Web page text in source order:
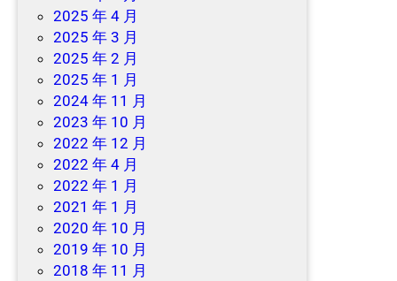
2025 年 4 月
2025 年 3 月
2025 年 2 月
2025 年 1 月
2024 年 11 月
2023 年 10 月
2022 年 12 月
2022 年 4 月
2022 年 1 月
2021 年 1 月
2020 年 10 月
2019 年 10 月
2018 年 11 月